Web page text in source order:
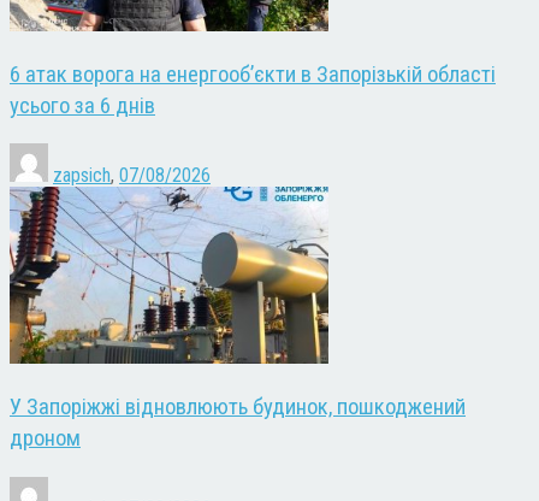
6 атак ворога на енергооб’єкти в Запорізькій області
усього за 6 днів
zapsich, 07/08/2026
У Запоріжжі відновлюють будинок, пошкоджений
дроном